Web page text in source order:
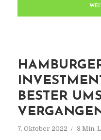
BESTER
7. Oktober 2022 3 Min.